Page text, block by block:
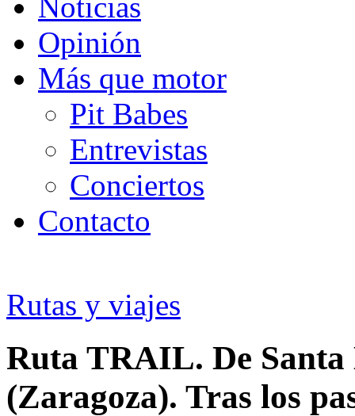
Opinión
Más que motor
Pit Babes
Entrevistas
Conciertos
Contacto
Rutas y viajes
Ruta TRAIL. De
(Zaragoza). Tras los